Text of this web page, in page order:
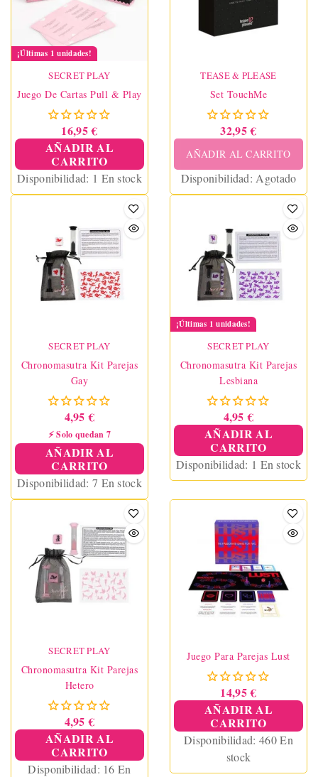
¡Últimas 1 unidades!
SECRET PLAY
Juego De Cartas Pull & Play
16,95 €
AÑADIR AL
CARRITO
Disponibilidad: 1 En stock
TEASE & PLEASE
Set TouchMe
32,95 €
AÑADIR AL CARRITO
Disponibilidad: Agotado
SECRET PLAY
Chronomasutra Kit Parejas
Gay
4,95 €
⚡ Solo quedan 7
AÑADIR AL
CARRITO
Disponibilidad: 7 En stock
¡Últimas 1 unidades!
SECRET PLAY
Chronomasutra Kit Parejas
Lesbiana
4,95 €
AÑADIR AL
CARRITO
Disponibilidad: 1 En stock
SECRET PLAY
Chronomasutra Kit Parejas
Hetero
4,95 €
AÑADIR AL
CARRITO
Disponibilidad: 16 En
Juego Para Parejas Lust
14,95 €
AÑADIR AL
CARRITO
Disponibilidad: 460 En
stock